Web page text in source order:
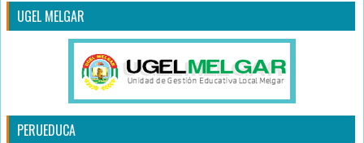
UGEL MELGAR
PERUEDUCA